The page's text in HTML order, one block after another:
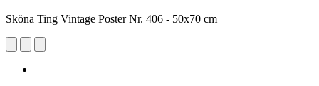
Sköna Ting Vintage Poster Nr. 406 - 50x70 cm